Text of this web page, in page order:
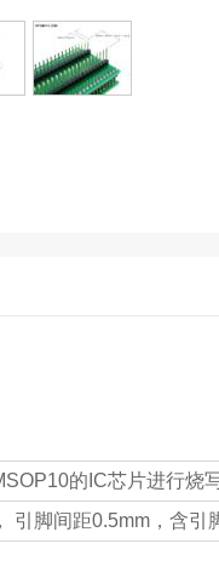
的IC芯片进行烧
引脚间距0.5mm，含引